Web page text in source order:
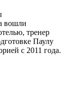
вошли
тренер
Паулу
с 2011 года.